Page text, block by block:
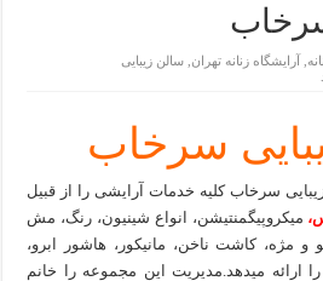
,آرایشگاه زنانه تهران ,سالن زیبایی
سرخاب
سرخاب کلیه خدمات آرایشی را از قبیل
میکروپیگمنتیشن، انواع شینیون، رنگ، مش
و مژه، کاشت ناخن، مانیکور، هاشور ابرو،
ارائه میدهد.مدیریت این مجموعه را خانم